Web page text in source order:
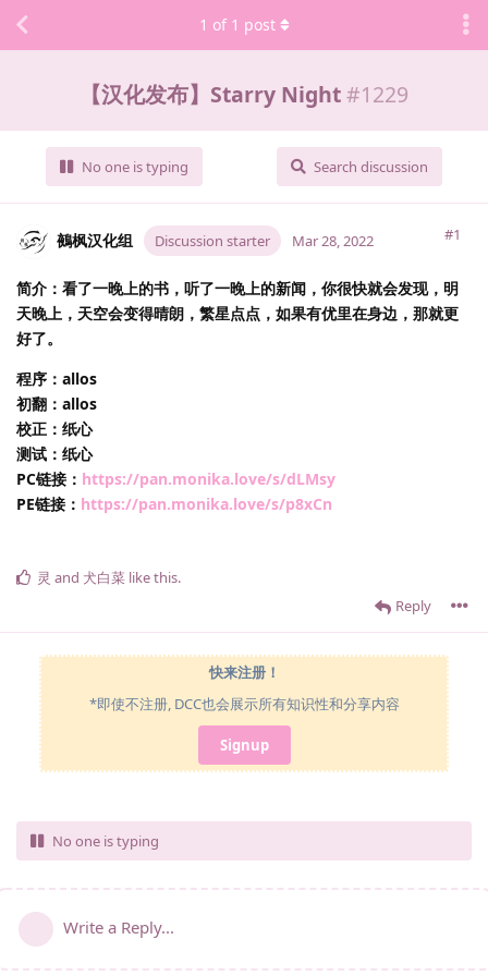
【汉化发布】Starry Night#1229
No one is typing Search discussion
1 of 1 post
鵺枫汉化组 Discussion starter #1
Mar 28, 2022
简介：看了一晚上的书，听了一晚上的新闻，你很快就会发现，明
天晚上，天空会变得晴朗，繁星点点，如果有优里在身边，那就更
好了。
程序：allos
初翻：allos
校正：纸心
测试：纸心
PC链接： https://pan.monika.love/s/dLMsy
PE链接： https://pan.monika.love/s/p8xCn
Reply
灵 and 犬白菜 like this.
快来注册！
*即使不注册, DCC也会展示所有知识性和分享内容
Signup
No one is typing
Write a Reply...